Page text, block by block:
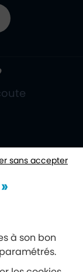
sans accepter
à son bon